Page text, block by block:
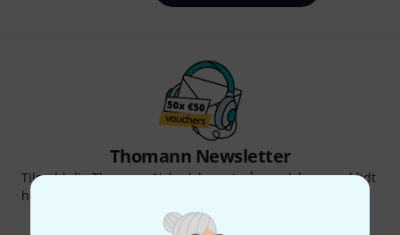
Thomann Newsletter
Tilmeld dig Thomann Nyhedsbrevet på engelsk og med lidt
held kan du vinde en af
Inspirerende bidrag
Tilbud